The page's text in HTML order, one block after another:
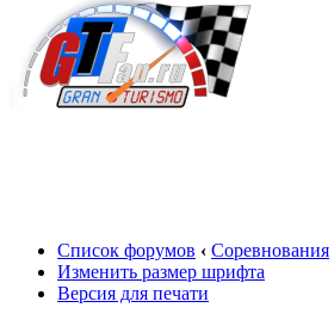
Список форумов ‹ Соревнования
Изменить размер шрифта
Версия для печати